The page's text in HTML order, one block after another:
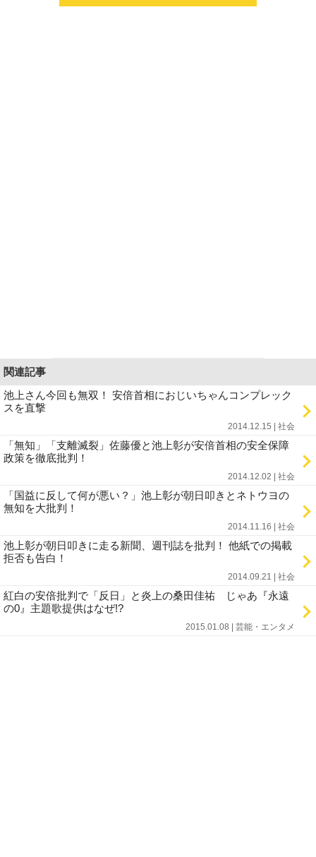
関連記事
池上さん今回も無双！ 安倍首相におじいちゃんコンプレック
スを直撃
2014.12.15 | 社会
「無知」「支離滅裂」佐藤優と池上彰が安倍首相の安全保障
政策を徹底批判！
2014.12.02 | 社会
「国益に反して何が悪い？」池上彰が朝日叩きとネトウヨの
無知を大批判！
2014.11.16 | 社会
池上彰が朝日叩きに走る新聞、週刊誌を批判！ 他紙での掲載
拒否も告白！
2014.09.21 | 社会
紅白の安倍批判で「反日」と炎上の桑田佳祐 じゃあ『永遠
の0』主題歌提供はなぜ!?
2015.01.08 | 芸能・エンタメ